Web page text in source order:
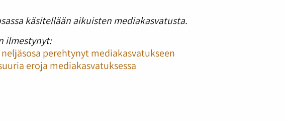
käsitellään aikuisten mediakasvatusta.
ilmestynyt:
perehtynyt mediakasvatukseen
eroja mediakasvatuksessa